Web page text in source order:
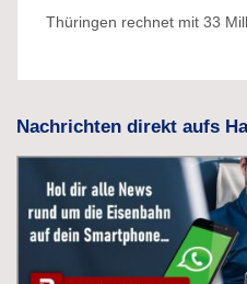
Thüringen rechnet mit 33
Nachrichten direkt aufs